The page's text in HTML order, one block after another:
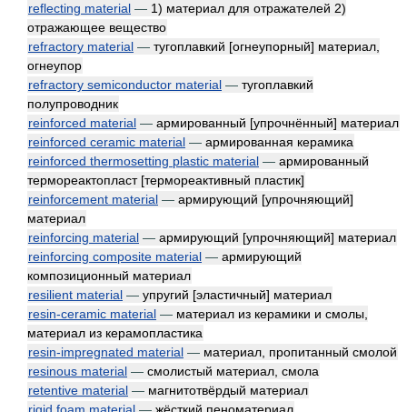
reflecting material — 1) материал для отражателей 2)
отражающее вещество
refractory material — тугоплавкий [огнеупорный] материал,
огнеупор
refractory semiconductor material — тугоплавкий
полупроводник
reinforced material — армированный [упрочнённый] материал
reinforced ceramic material — армированная керамика
reinforced thermosetting plastic material — армированный
термореактопласт [термореактивный пластик]
reinforcement material — армирующий [упрочняющий]
материал
reinforcing material — армирующий [упрочняющий] материал
reinforcing composite material — армирующий
композиционный материал
resilient material — упругий [эластичный] материал
resin-ceramic material — материал из керамики и смолы,
материал из керамопластика
resin-impregnated material — материал, пропитанный смолой
resinous material — смолистый материал, смола
retentive material — магнитотвёрдый материал